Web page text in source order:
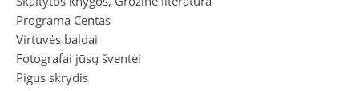
Programa Centas
Virtuvės baldai
Fotografai jūsų šventei
Pigus skrydis